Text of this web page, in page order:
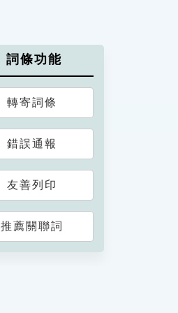
詞條功能
轉寄詞條
錯誤通報
友善列印
推薦關聯詞